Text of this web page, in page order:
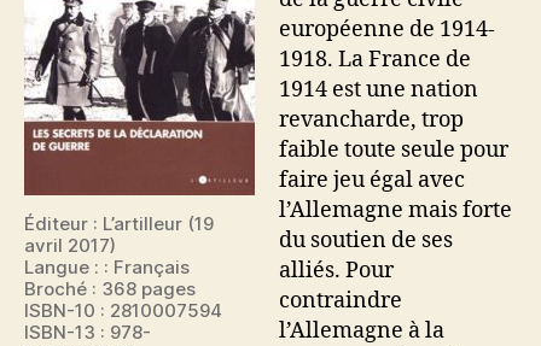
Éditeur : L’artilleur (19
avril 2017)
Langue : : Français
Broché : 368 pages
ISBN-10 : 2810007594
ISBN-13 : 978-
européenne de 1914-
1918. La France de
1914 est une nation
revancharde, trop
faible toute seule pour
faire jeu égal avec
l’Allemagne mais forte
du soutien de ses
alliés. Pour
contraindre
l’Allemagne à la